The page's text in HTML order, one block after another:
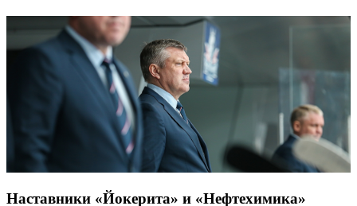
Наставники «Йокерита» и «Нефтехимика»